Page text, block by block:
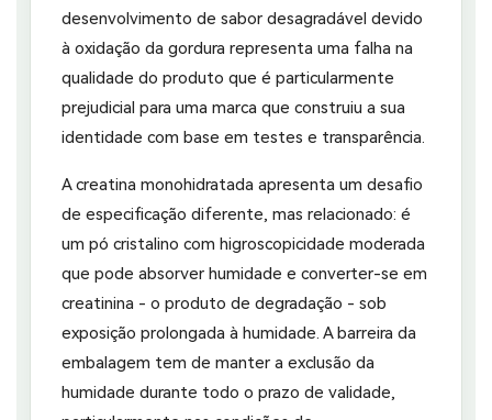
desenvolvimento de sabor desagradável devido
à oxidação da gordura representa uma falha na
qualidade do produto que é particularmente
prejudicial para uma marca que construiu a sua
identidade com base em testes e transparência.
A creatina monohidratada apresenta um desafio
de especificação diferente, mas relacionado: é
um pó cristalino com higroscopicidade moderada
que pode absorver humidade e converter-se em
creatinina - o produto de degradação - sob
exposição prolongada à humidade. A barreira da
embalagem tem de manter a exclusão da
humidade durante todo o prazo de validade,